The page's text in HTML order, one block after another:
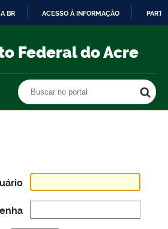
O
BR ACESSO À INFORMAÇÃO
Federal do Acre
Buscar no portal